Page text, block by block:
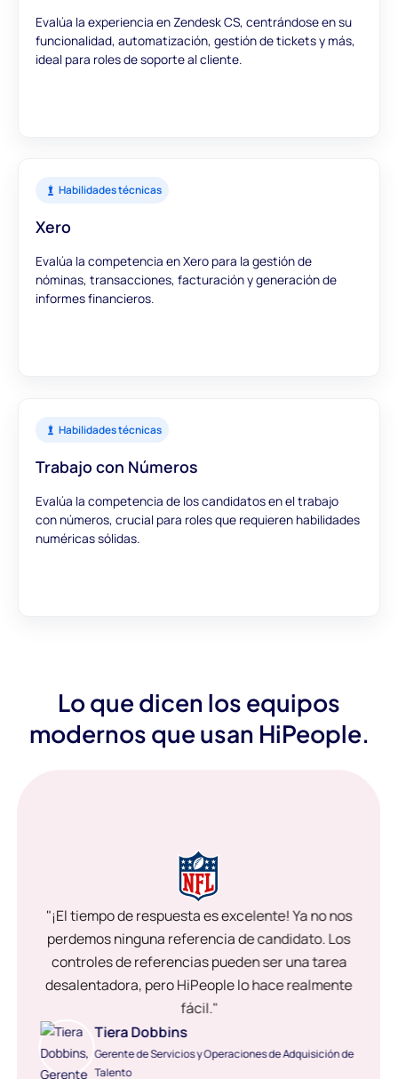
Evalúa la experiencia en Zendesk CS, centrándose en su
funcionalidad, automatización, gestión de tickets y más,
ideal para roles de soporte al cliente.
Habilidades técnicas
Xero
Evalúa la competencia en Xero para la gestión de
nóminas, transacciones, facturación y generación de
informes financieros.
Habilidades técnicas
Trabajo con Números
Evalúa la competencia de los candidatos en el trabajo
con números, crucial para roles que requieren habilidades
numéricas sólidas.
Lo que dicen los equipos
modernos que usan HiPeople.
"¡El tiempo de respuesta es excelente! Ya no nos
perdemos ninguna referencia de candidato. Los
controles de referencias pueden ser una tarea
desalentadora, pero HiPeople lo hace realmente
fácil."
Tiera Dobbins
Gerente de Servicios y Operaciones de Adquisición de
Talento